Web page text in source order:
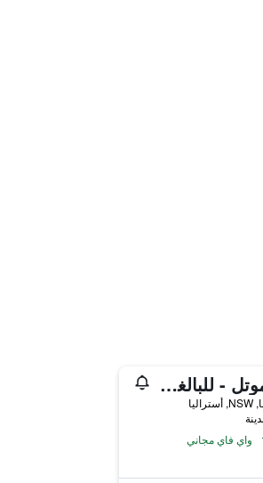
ماديسون سبا موتل - للبالغين فقط
واي فاي مجاني